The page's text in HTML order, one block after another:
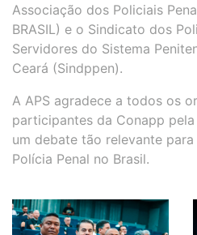
Associação dos Policiais
BRASIL) e o Sindicato dos
Servidores do Sistema
Ceará (Sindppen).
A APS agradece a todos os
participantes da Conapp
um debate tão relevante
Polícia Penal no Brasil.